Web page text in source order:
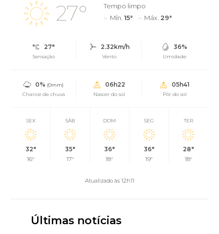
27°
Tempo limpo
Mín. 15° Máx. 29°
27°
Sensação
2.32km/h
Vento
36%
Umidade
0% (0mm)
Chance de chuva
06h22
Nascer do sol
05h41
Pôr do sol
SEX
32°
16°
SÁB
35°
17°
DOM
36°
18°
SEG
36°
19°
TER
28°
18°
Atualizado às 12h11
Últimas notícias